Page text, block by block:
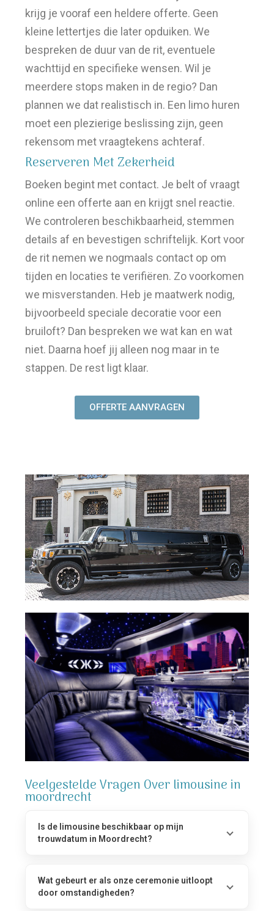
krijg je vooraf een heldere offerte. Geen
kleine lettertjes die later opduiken. We
bespreken de duur van de rit, eventuele
wachttijd en specifieke wensen. Wil je
meerdere stops maken in de regio? Dan
plannen we dat realistisch in. Een limo huren
moet een plezierige beslissing zijn, geen
rekensom met vraagtekens achteraf.
Reserveren Met Zekerheid
Boeken begint met contact. Je belt of vraagt
online een offerte aan en krijgt snel reactie.
We controleren beschikbaarheid, stemmen
details af en bevestigen schriftelijk. Kort voor
de rit nemen we nogmaals contact op om
tijden en locaties te verifiëren. Zo voorkomen
we misverstanden. Heb je maatwerk nodig,
bijvoorbeeld speciale decoratie voor een
bruiloft? Dan bespreken we wat kan en wat
niet. Daarna hoef jij alleen nog maar in te
stappen. De rest ligt klaar.
OFFERTE AANVRAGEN
Veelgestelde Vragen Over limousine in
moordrecht
Is de limousine beschikbaar op mijn
trouwdatum in Moordrecht?
Wat gebeurt er als onze ceremonie uitloopt
door omstandigheden?